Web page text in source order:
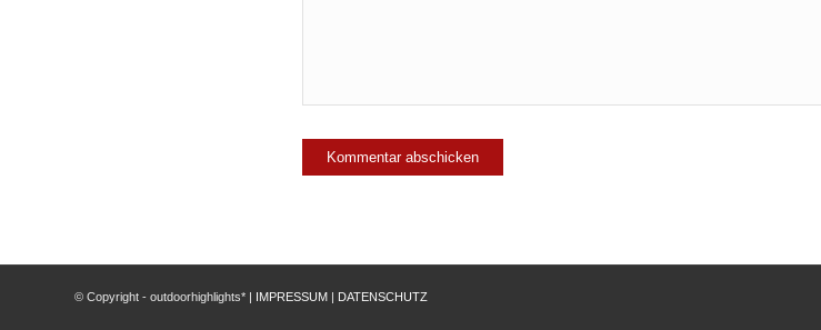
© Copyright - outdoorhighlights* | IMPRESSUM DATENSCHUTZ